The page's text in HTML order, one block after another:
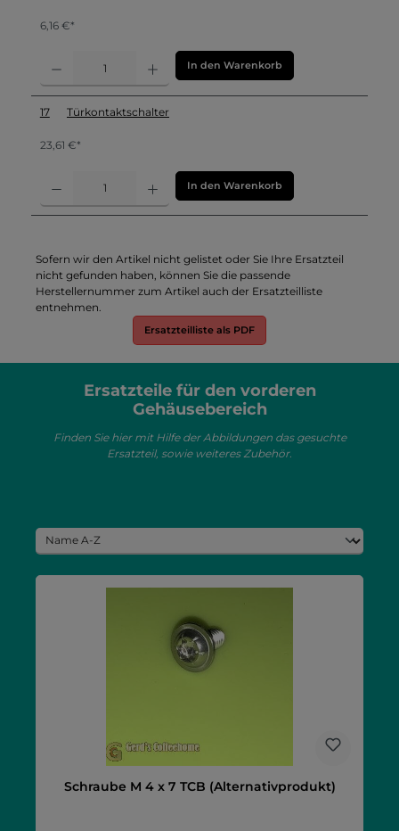
6,16 €*
In den Warenkorb
17 Türkontaktschalter
23,61 €*
In den Warenkorb
Sofern wir den Artikel nicht gelistet oder Sie Ihre Ersatzteil
nicht gefunden haben, können Sie die passende
Herstellernummer zum Artikel auch der Ersatzteilliste
entnehmen.
Ersatzteilliste als PDF
Ersatzteile für den vorderen
Gehäusebereich
Finden Sie hier mit Hilfe der Abbildungen das gesuchte
Ersatzteil, sowie weiteres Zubehör.
Schraube M 4 x 7 TCB (Alternativprodukt)